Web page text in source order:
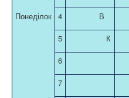
Історична довідка
Понеділок 4
В
5
К
6
7